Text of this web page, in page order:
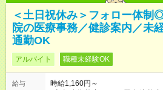
＜土日祝休み＞フォロー体制
院の医療事務／健診案内／未
通勤OK
アルバイト 職種未経験OK
給与
時給1,160円～